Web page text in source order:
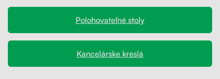
Držiaky na PC
Držiaky na monitor
Galéria
O nás
Polohovateľné stoly
Kancelárske kreslá